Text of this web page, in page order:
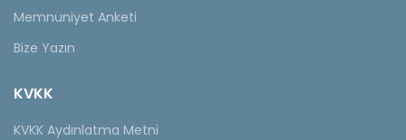
Memnuniyet Anketi
Bize Yazın
KVKK
KVKK Aydınlatma Metni